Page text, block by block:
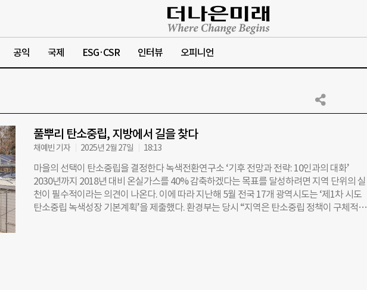
공익 국제 ESG·CSR 인터뷰 오피니언
풀뿌리 탄소중립, 지방에서 길을 찾다
채예빈 기자 2025년 2월 27일 18:13
마을의 선택이 탄소중립을 결정한다 녹색전환연구소 ‘기후 전망과 전략: 10인과의 대화’
2030년까지 2018년 대비 온실가스를 40% 감축하겠다는 목표를 달성하려면 지역 단위의 실
천이 필수적이라는 의견이 나온다. 이에 따라 지난해 5월 전국 17개 광역시도는 ‘제1차 시도
탄소중립 녹색성장 기본계획’을 제출했다. 환경부는 당시 “지역은 탄소중립 정책이 구체적으